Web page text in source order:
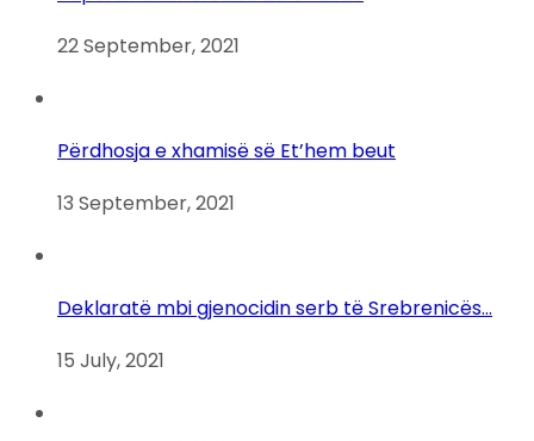
22 September, 2021
Përdhosja e xhamisë së Et’hem beut
13 September, 2021
Deklaratë mbi gjenocidin serb të Srebrenicës…
15 July, 2021